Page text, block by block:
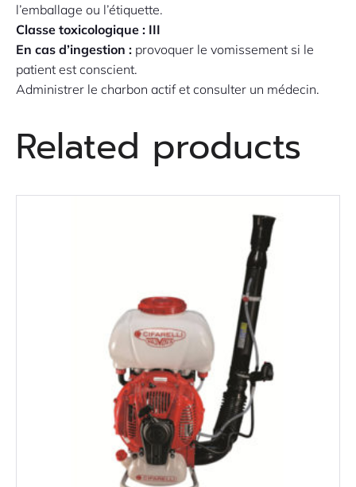
l’emballage ou l’étiquette.
Classe toxicologique : III
En cas d’ingestion : provoquer le vomissement si le
patient est conscient.
Administrer le charbon actif et consulter un médecin.
Related products